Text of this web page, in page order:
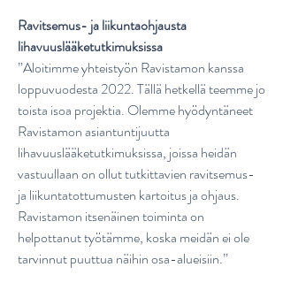
Ravitsemus- ja liikuntaohjausta
lihavuuslääketutkimuksissa
”Aloitimme yhteistyön Ravistamon kanssa
loppuvuodesta 2022. Tällä hetkellä teemme jo
toista isoa projektia. Olemme hyödyntäneet
Ravistamon asiantuntijuutta
lihavuuslääketutkimuksissa, joissa heidän
vastuullaan on ollut tutkittavien ravitsemus-
ja liikuntatottumusten kartoitus ja ohjaus.
Ravistamon itsenäinen toiminta on
helpottanut työtämme, koska meidän ei ole
tarvinnut puuttua näihin osa-alueisiin.”